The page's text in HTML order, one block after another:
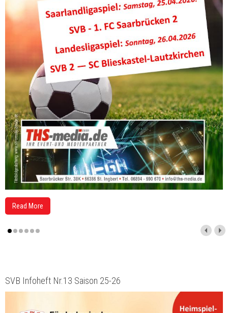
Read More
SVB Infoheft Nr.13 Saison 25-26